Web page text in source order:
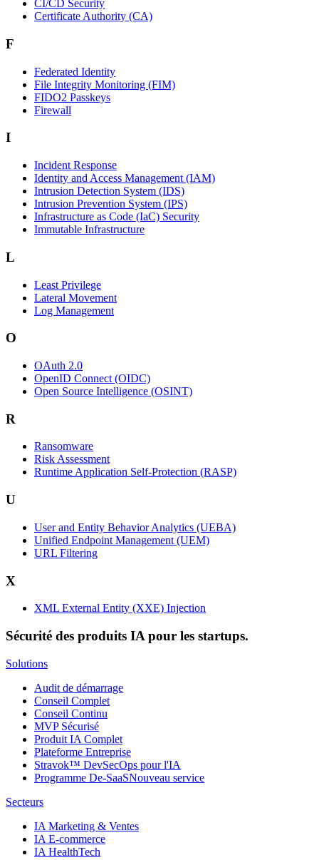
CI/CD Security
Certificate Authority (CA)
F
Federated Identity
File Integrity Monitoring (FIM)
FIDO2 Passkeys
Firewall
I
Incident Response
Identity and Access Management (IAM)
Intrusion Detection System (IDS)
Intrusion Prevention System (IPS)
Infrastructure as Code (IaC) Security
Immutable Infrastructure
L
Least Privilege
Lateral Movement
Log Management
O
OAuth 2.0
OpenID Connect (OIDC)
Open Source Intelligence (OSINT)
R
Ransomware
Risk Assessment
Runtime Application Self-Protection (RASP)
U
User and Entity Behavior Analytics (UEBA)
Unified Endpoint Management (UEM)
URL Filtering
X
XML External Entity (XXE) Injection
Sécurité des produits IA pour les startups.
Solutions
Audit de démarrage
Conseil Complet
Conseil Continu
MVP Sécurisé
Produit IA Complet
Plateforme Entreprise
Stravok™ DevSecOps pour l'IA
Programme De-SaaSNouveau service
Secteurs
IA Marketing & Ventes
IA E-commerce
IA HealthTech